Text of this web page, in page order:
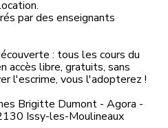
par des enseignants
: tous les cours du
accès libre, gratuits, sans
l'escrime, vous l'adopterez !
Brigitte Dumont - Agora -
Issy-les-Moulineaux